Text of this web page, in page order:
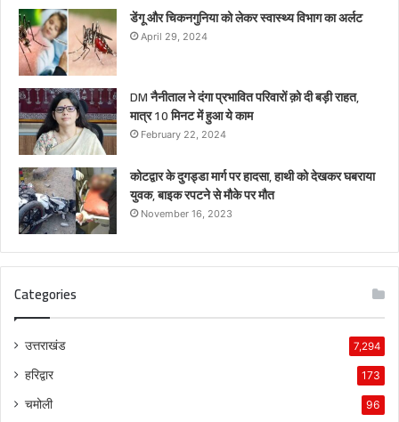
डेंगू और चिकनगुनिया को लेकर स्वास्थ्य विभाग का अर्लट
April 29, 2024
DM नैनीताल ने दंगा प्रभावित परिवारों क़ो दी बड़ी राहत,
मात्र 10 मिनट में हुआ ये काम
February 22, 2024
कोटद्वार के दुगड्डा मार्ग पर हादसा, हाथी को देखकर घबराया
युवक, बाइक रपटने से मौके पर मौत
November 16, 2023
Categories
उत्तराखंड 7,294
हरिद्वार 173
चमोली 96